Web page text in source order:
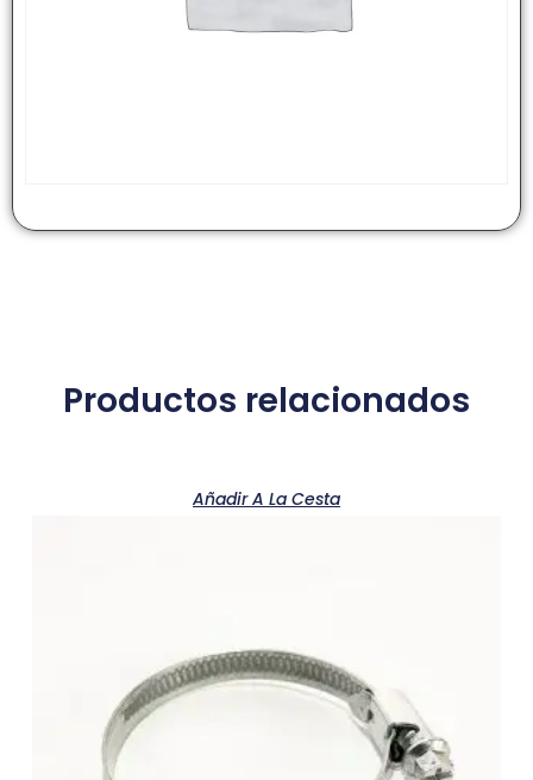
Productos relacionados
Añadir A La Cesta